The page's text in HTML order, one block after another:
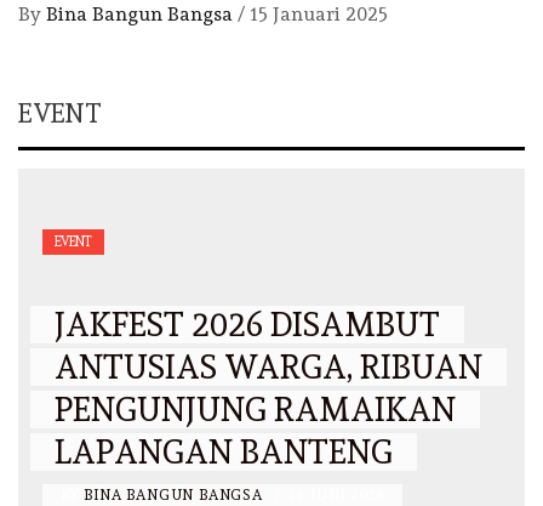
By Bina Bangun Bangsa / 15 Januari 2025
EVENT
EVENT
JAKFEST 2026 DISAMBUT
ANTUSIAS WARGA, RIBUAN
PENGUNJUNG RAMAIKAN
LAPANGAN BANTENG
BINA BANGUN BANGSA